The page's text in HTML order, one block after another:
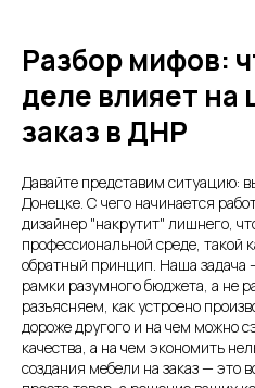
Разбор мифов:
деле влияет на
заказ в ДНР
Давайте представим ситуацию:
Донецке. С чего начинается
дизайнер "накрутит" лишнего,
профессиональной среде, такой
обратный принцип. Наша задача
рамки разумного бюджета, а не
разъясняем, как устроено
дороже другого и на чем можно
качества, а на чем экономить
создания мебели на заказ — это